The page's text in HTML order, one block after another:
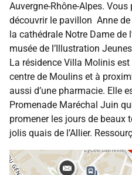
Auvergne-Rhône-Alpes. Vous
découvrir le pavillon Anne
la cathédrale Notre Dame de
musée de l’Illustration
La résidence Villa Molinis
centre de Moulins et à
aussi d’une pharmacie. Elle
Promenade Maréchal Juin
promener les jours de beaux
jolis quais de l’Allier.